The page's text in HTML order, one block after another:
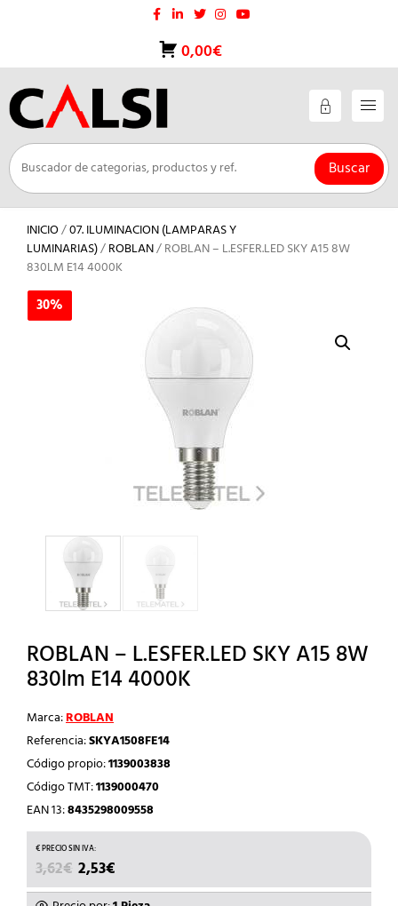
0,00€
Buscar
INICIO/07. ILUMINACION (LAMPARAS Y
LUMINARIAS)/ROBLAN/ ROBLAN – L.ESFER.LED SKY A15 8W
830LM E14 4000K
30%
ROBLAN – L.ESFER.LED SKY A15 8W
830lm E14 4000K
Marca:ROBLAN
Referencia:SKYA1508FE14
Código propio:1139003838
Código TMT:1139000470
EAN 13:8435298009558
3,62€ EL
PRECIO
2,53€
PRECIO
30%